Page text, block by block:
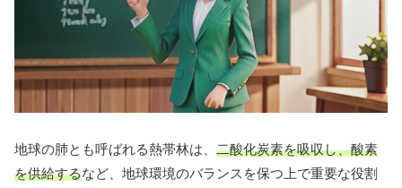
地球の肺とも呼ばれる熱帯林は、 二酸化炭素を吸収し、酸素
を供給するなど、地球環境のバランスを保つ上で重要な役割